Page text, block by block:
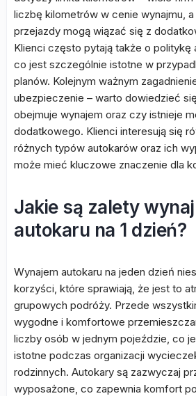
liczbę kilometrów w cenie wynajmu,
przejazdy mogą wiązać się z
Klienci często pytają także o politykę
co jest szczególnie istotne w
planów. Kolejnym ważnym
ubezpieczenie – warto dowiedzieć
obejmuje wynajem oraz czy istnieje
dodatkowego. Klienci interesują się
różnych typów autokarów oraz ich
może mieć kluczowe znaczenie dla
Jakie są zalety
autokaru na 1 dzień?
Wynajem autokaru na jeden dzień
korzyści, które sprawiają, że jest to
grupowych podróży. Przede
wygodne i komfortowe
liczby osób w jednym pojeździe, co
istotne podczas organizacji
rodzinnych. Autokary są zazwyczaj
wyposażone, co zapewnia komfort